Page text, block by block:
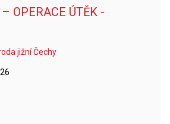
OPERACE ÚTĚK -
jižní Čechy